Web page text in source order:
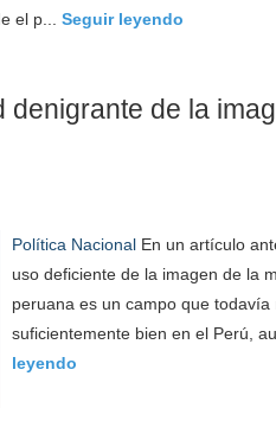
el p... Seguir leyendo
denigrante de la
Política Nacional En un artículo
uso deficiente de la imagen de la
peruana es un campo que
suficientemente bien en el Perú,
leyendo